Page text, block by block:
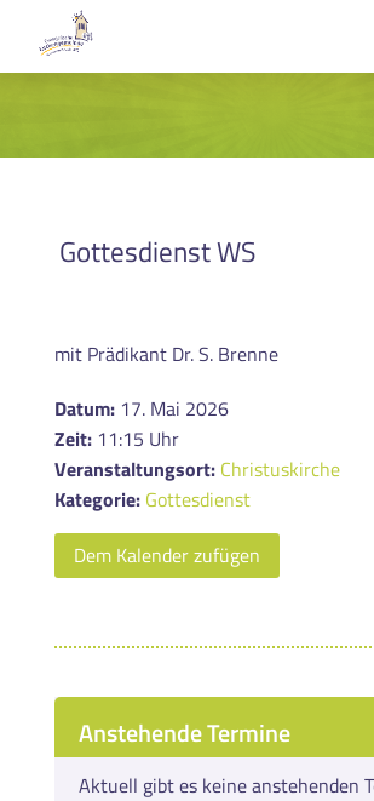
Gottesdienst WS
mit Prädikant Dr. S. Brenne
Datum: 17. Mai 2026
Zeit: 11:15 Uhr
Veranstaltungsort: Christuskirche
Kategorie: Gottesdienst
Dem Kalender zufügen
Anstehende Termine
Aktuell gibt es keine anstehenden